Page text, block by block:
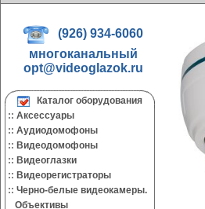
(926) 934-6060
многоканальный
opt@videoglazok.ru
Каталог оборудования
:: Аксессуары
:: Аудиодомофоны
:: Видеодомофоны
:: Видеоглазки
:: Видеорегистраторы
:: Черно-белые видеокамеры.
Объективы